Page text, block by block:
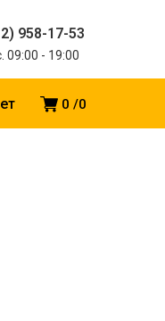
958-17-53
09:00 - 19:00
0 0